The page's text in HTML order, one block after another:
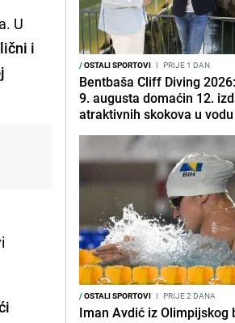
U
i
/OSTALI SPORTOVI I PRIJE 1 DAN
Bentbaša Cliff Diving
9. augusta domaćin 12.
atraktivnih skokova u vodu
/OSTALI SPORTOVI I PRIJE 2 DANA
Iman Avdić iz Olimpijskog